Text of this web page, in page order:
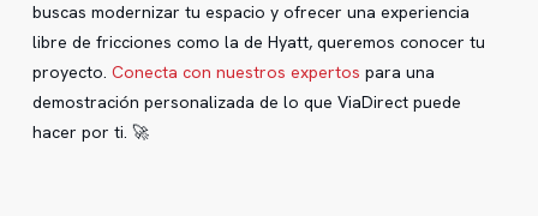
buscas modernizar tu espacio y ofrecer una experiencia
libre de fricciones como la de Hyatt, queremos conocer tu
proyecto. Conecta con nuestros expertos para una
demostración personalizada de lo que ViaDirect puede
hacer por ti. 🚀